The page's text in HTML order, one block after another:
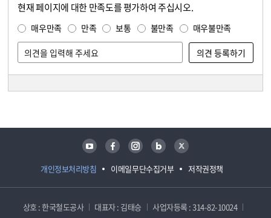
현재 페이지에 대한 만족도를 평가하여 주십시오.
매우만족 만족 보통 불만족 매우불만족
개인정보처리방침 이메일무단수집거부 저작권정책
유튜브 페이스북 인스타그램 블로그 트위터
상호 : 한국철도공사 대표자 : 김태승
사업자등록 : 314-82-10024